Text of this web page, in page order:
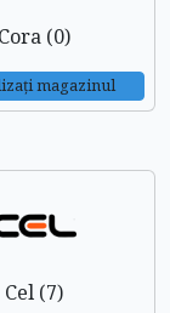
Cora (0)
magazinul
Cel (7)